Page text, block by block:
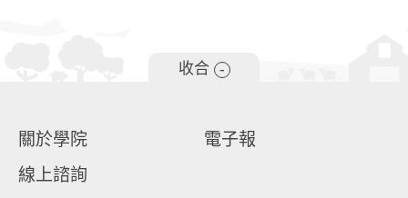
收合 -
關於學院
電子報
線上諮詢